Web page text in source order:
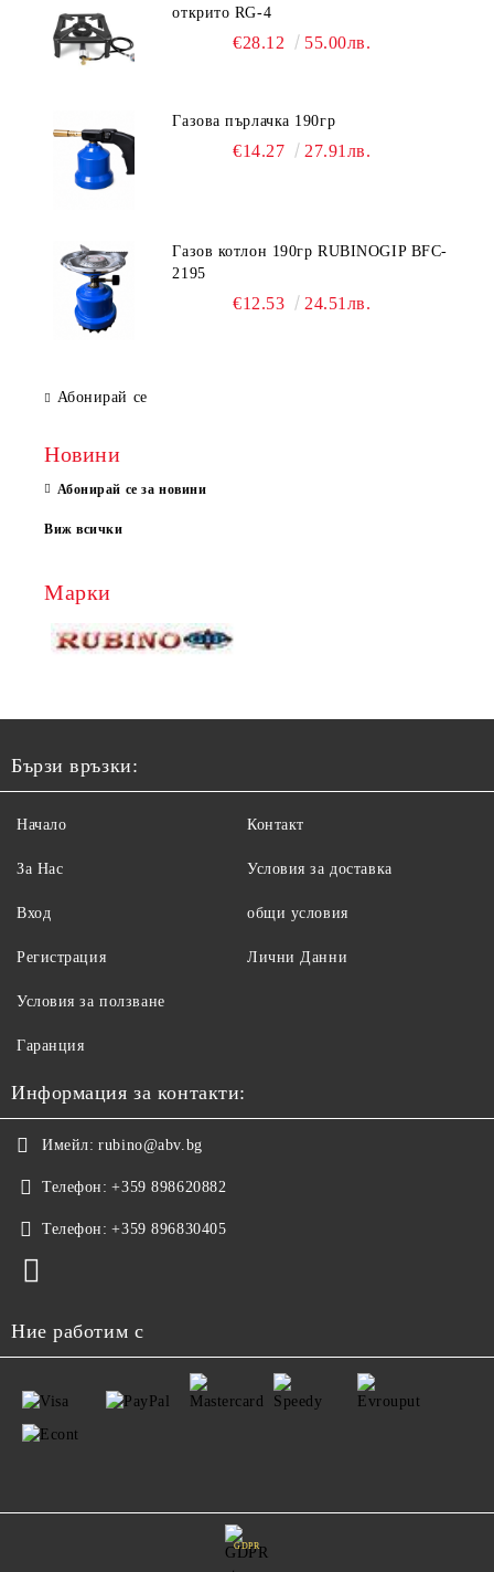
открито RG-4
€28.12 55.00лв.
Газова пърлачка 190гр
€14.27 27.91лв.
Газов котлон 190гр RUBINOGIP BFC-
2195
€12.53 24.51лв.
Абонирай се
Новини
Абонирай се за новини
Виж всички
Марки
Бързи връзки:
Начало
За Нас
Вход
Регистрация
Контакт
Условия за доставка
общи условия
Лични Данни
Условия за ползване
Гаранция
Информация за контакти:
Имейл: rubino@abv.bg
Телефон: +359 898620882
Телефон: +359 896830405
Ние работим с
GDPR